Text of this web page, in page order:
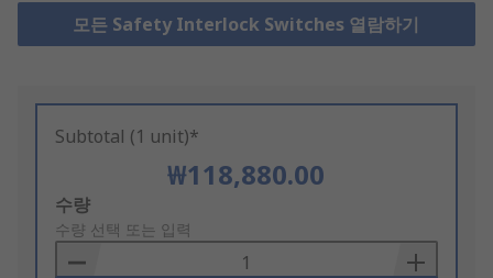
모든 Safety Interlock Switches 열람하기
Subtotal (1 unit)*
₩118,880.00
Add
to
Basket
수량
수량 선택 또는 입력